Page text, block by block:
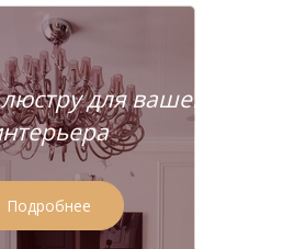
для вашего
Подробнее